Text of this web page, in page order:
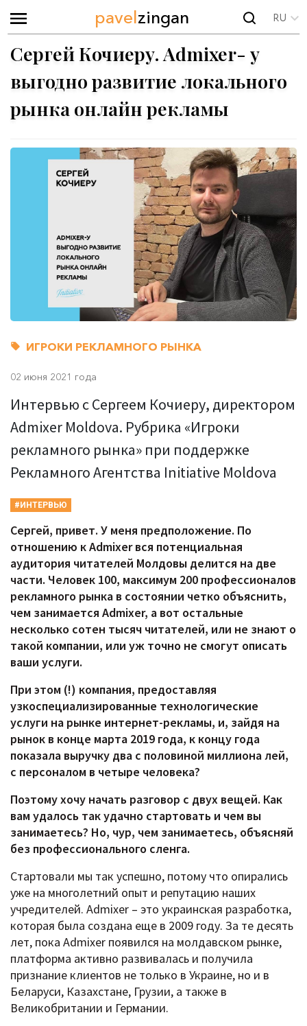
pavelzingan RU
ИГРОКИ РЕКЛАМНОГО РЫНКА
02 июня 2021 года
Сергей Кочиеру. Admixer- у
выгодно развитие локального
рынка онлайн рекламы
Интервью с Сергеем Кочиеру, директором
Admixer Moldova. Рубрика «Игроки
рекламного рынка» при поддержке
Рекламного Агентства Initiative Moldova
#ИНТЕРВЬЮ
Сергей, привет. У меня предположение. По
отношению к Admixer вся потенциальная
аудитория читателей Молдовы делится на две
части. Человек 100, максимум 200 профессионалов
рекламного рынка в состоянии четко объяснить,
чем занимается Admixer, а вот остальные
несколько сотен тысяч читателей, или не знают о
такой компании, или уж точно не смогут описать
ваши услуги.
При этом (!) компания, предоставляя
узкоспециализированные технологические
услуги на рынке интернет-рекламы, и, зайдя на
рынок в конце марта 2019 года, к концу года
показала выручку два с половиной миллиона лей,
c персоналом в четыре человека?
Поэтому хочу начать разговор с двух вещей. Как
вам удалось так удачно стартовать и чем вы
занимаетесь? Но, чур, чем занимаетесь, объясняй
без профессионального сленга.
Стартовали мы так успешно, потому что опирались
уже на многолетний опыт и репутацию наших
учредителей. Admixer – это украинская разработка,
которая была создана еще в 2009 году. За те десять
лет, пока Admixer появился на молдавском рынке,
платформа активно развивалась и получила
признание клиентов не только в Украине, но и в
Беларуси, Казахстане, Грузии, а также в
Великобритании и Германии.